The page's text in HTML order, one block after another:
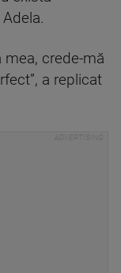
mea, crede-mă
a replicat